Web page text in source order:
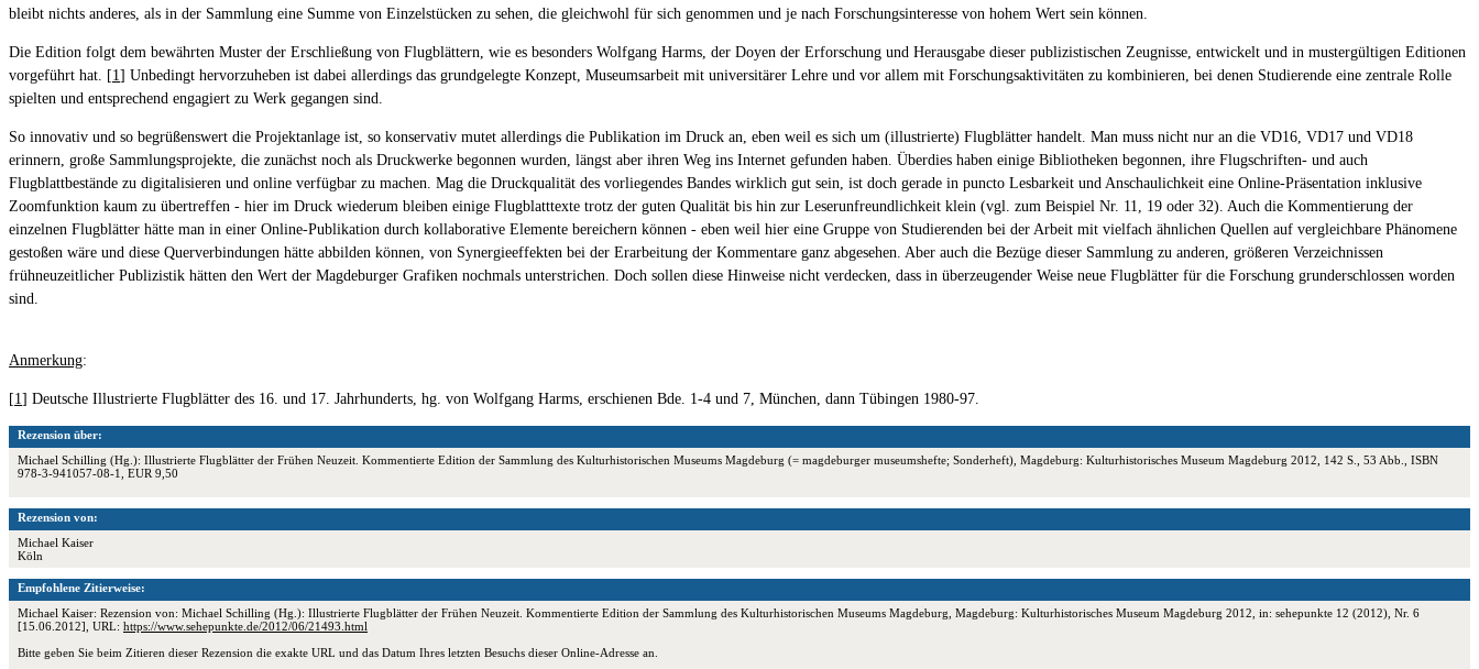
bleibt nichts anderes, als in der Sammlung eine Summe von Einzelstücken zu sehen, die gleichwohl für sich genommen und je nach Forschungsinteresse von hohem Wert sein können.
Die Edition folgt dem bewährten Muster der Erschließung von Flugblättern, wie es besonders Wolfgang Harms, der Doyen der Erforschung und Herausgabe dieser publizistischen Zeugnisse, entwickelt und in mustergültigen Editionen
vorgeführt hat. [1 ] Unbedingt hervorzuheben ist dabei allerdings das grundgelegte Konzept, Museumsarbeit mit universitärer Lehre und vor allem mit Forschungsaktivitäten zu kombinieren, bei denen Studierende eine zentrale Rolle
spielten und entsprechend engagiert zu Werk gegangen sind.
So innovativ und so begrüßenswert die Projektanlage ist, so konservativ mutet allerdings die Publikation im Druck an, eben weil es sich um (illustrierte) Flugblätter handelt. Man muss nicht nur an die VD16, VD17 und VD18
erinnern, große Sammlungsprojekte, die zunächst noch als Druckwerke begonnen wurden, längst aber ihren Weg ins Internet gefunden haben. Überdies haben einige Bibliotheken begonnen, ihre Flugschriften- und auch
Flugblattbestände zu digitalisieren und online verfügbar zu machen. Mag die Druckqualität des vorliegendes Bandes wirklich gut sein, ist doch gerade in puncto Lesbarkeit und Anschaulichkeit eine Online-Präsentation inklusive
Zoomfunktion kaum zu übertreffen - hier im Druck wiederum bleiben einige Flugblatttexte trotz der guten Qualität bis hin zur Leserunfreundlichkeit klein (vgl. zum Beispiel Nr. 11, 19 oder 32). Auch die Kommentierung der
einzelnen Flugblätter hätte man in einer Online-Publikation durch kollaborative Elemente bereichern können - eben weil hier eine Gruppe von Studierenden bei der Arbeit mit vielfach ähnlichen Quellen auf vergleichbare Phänomene
gestoßen wäre und diese Querverbindungen hätte abbilden können, von Synergieeffekten bei der Erarbeitung der Kommentare ganz abgesehen. Aber auch die Bezüge dieser Sammlung zu anderen, größeren Verzeichnissen
frühneuzeitlicher Publizistik hätten den Wert der Magdeburger Grafiken nochmals unterstrichen. Doch sollen diese Hinweise nicht verdecken, dass in überzeugender Weise neue Flugblätter für die Forschung grunderschlossen worden
sind.
Anmerkung:
[1 ] Deutsche Illustrierte Flugblätter des 16. und 17. Jahrhunderts, hg. von Wolfgang Harms, erschienen Bde. 1-4 und 7, München, dann Tübingen 1980-97.
Rezension über:
Michael Schilling (Hg.): Illustrierte Flugblätter der Frühen Neuzeit. Kommentierte Edition der Sammlung des Kulturhistorischen Museums Magdeburg (= magdeburger museumshefte; Sonderheft), Magdeburg: Kulturhistorisches Museum Magdeburg 2012, 142 S., 53 Abb., ISBN
978-3-941057-08-1, EUR 9,50
Rezension von:
Michael Kaiser
Köln
Empfohlene Zitierweise:
Michael Kaiser: Rezension von: Michael Schilling (Hg.): Illustrierte Flugblätter der Frühen Neuzeit. Kommentierte Edition der Sammlung des Kulturhistorischen Museums Magdeburg, Magdeburg: Kulturhistorisches Museum Magdeburg 2012, in: sehepunkte 12 (2012), Nr. 6
[15.06.2012], URL: https://www.sehepunkte.de/2012/06/21493.html
Bitte geben Sie beim Zitieren dieser Rezension die exakte URL und das Datum Ihres letzten Besuchs dieser Online-Adresse an.